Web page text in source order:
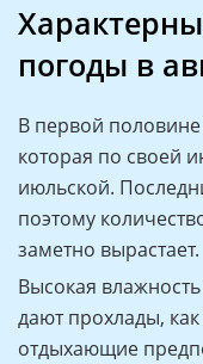
погоды в
В первой половине
которая по своей
июльской.
поэтому
заметно вырастает.
Высокая
дают прохлады,
отдыхающие